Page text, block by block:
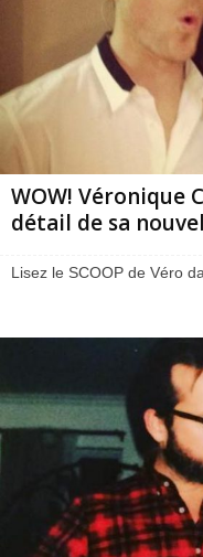
WOW! Véronique
détail de sa
Lisez le SCOOP de Véro